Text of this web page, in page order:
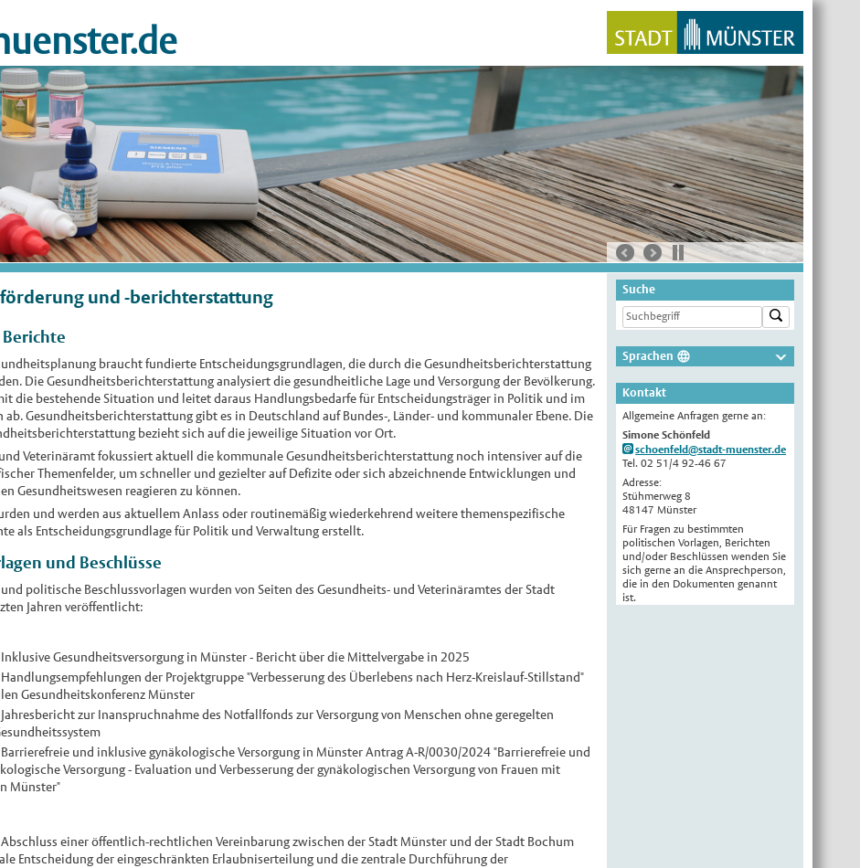
und -berichterstattung
braucht fundierte Entscheidungsgrundlagen, die durch die Gesundheitsberichterstattung
Die Gesundheitsberichterstattung analysiert die gesundheitliche Lage und Versorgung der Bevölkerung.
die bestehende Situation und leitet daraus Handlungsbedarfe für Entscheidungsträger in Politik und im
ab. Gesundheitsberichterstattung gibt es in Deutschland auf Bundes-, Länder- und kommunaler Ebene. Die
bezieht sich auf die jeweilige Situation vor Ort.
Veterinäramt fokussiert aktuell die kommunale Gesundheitsberichterstattung noch intensiver auf die
Themenfelder, um schneller und gezielter auf Defizite oder sich abzeichnende Entwicklungen und
Gesundheitswesen reagieren zu können.
und werden aus aktuellem Anlass oder routinemäßig wiederkehrend weitere themenspezifische
als Entscheidungsgrundlage für Politik und Verwaltung erstellt.
und Beschlüsse
politische Beschlussvorlagen wurden von Seiten des Gesundheits- und Veterinäramtes der Stadt
Jahren veröffentlicht:
Gesundheitsversorgung in Münster - Bericht über die Mittelvergabe in 2025
der Projektgruppe "Verbesserung des Überlebens nach Herz-Kreislauf-Stillstand"
Gesundheitskonferenz Münster
zur Inanspruchnahme des Notfallfonds zur Versorgung von Menschen ohne geregelten
und inklusive gynäkologische Versorgung in Münster Antrag A-R/0030/2024 "Barrierefreie und
Versorgung - Evaluation und Verbesserung der gynäkologischen Versorgung von Frauen mit
Münster"
Abschluss einer öffentlich-rechtlichen Vereinbarung zwischen der Stadt Münster und der Stadt Bochum
Entscheidung der eingeschränkten Erlaubniserteilung und die zentrale Durchführung der
Suche
Sprachen
Deutsch
Nederlands
English
Українська
Türkçe
Français
Español
Polski
Kontakt
Allgemeine Anfragen gerne an:
Simone Schönfeld
schoenfeld@stadt-muenster.de
Tel. 02 51/4 92-46 67
Adresse:
Stühmerweg 8
48147 Münster
Für Fragen zu bestimmten
politischen Vorlagen, Berichten
und/oder Beschlüssen wenden Sie
sich gerne an die Ansprechperson,
die in den Dokumenten genannt
ist.